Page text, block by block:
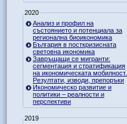
2020
Анализ и профил на
състоянието и потенциала за
регионална биоикономика
България в посткризисната
световна икономика
Завръщащи се мигранти:
сегментация и стратификация
на икономическата мобилност.
Резултати, изводи, препоръки
Икономическо развитие и
политики – реалности и
перспективи
2019